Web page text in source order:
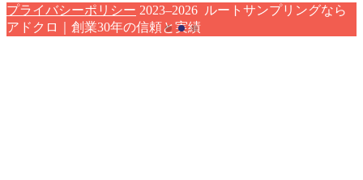
プライバシーポリシー 2023–2026 ルートサンプリングなら
アドクロ｜創業30年の信頼と実績